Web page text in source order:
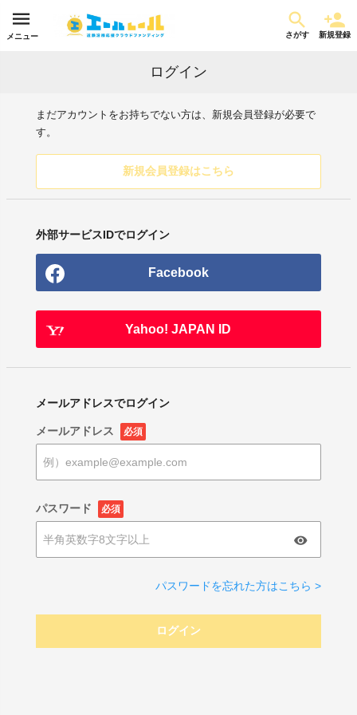
メニュー さがす 新規登録
ログイン
まだアカウントをお持ちでない方は、新規会員登録が必要で
す。
新規会員登録はこちら
外部サービスIDでログイン
Facebook
Yahoo! JAPAN ID
メールアドレスでログイン
メールアドレス 必須
パスワード 必須
パスワードを忘れた方はこちら >
ログイン